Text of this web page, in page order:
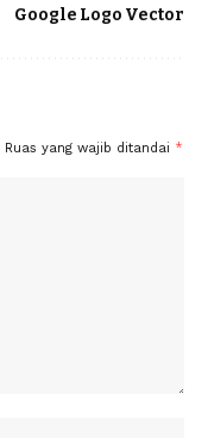
Google Logo Vector
Ruas yang wajib ditandai *